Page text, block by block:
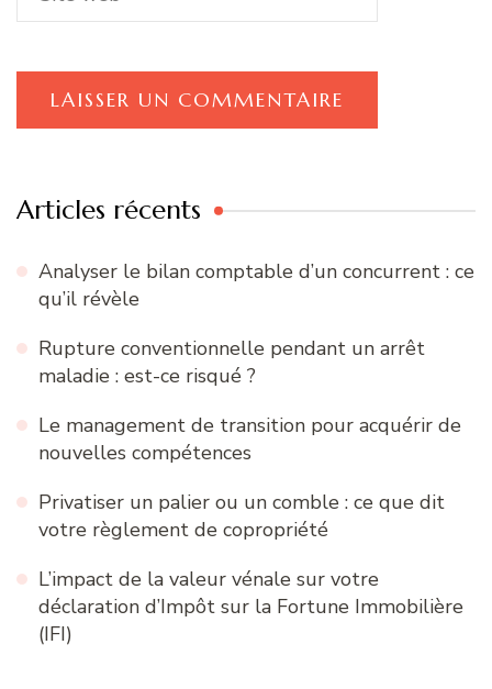
Articles récents
Analyser le bilan comptable d’un concurrent : ce
qu’il révèle
Rupture conventionnelle pendant un arrêt
maladie : est-ce risqué ?
Le management de transition pour acquérir de
nouvelles compétences
Privatiser un palier ou un comble : ce que dit
votre règlement de copropriété
L’impact de la valeur vénale sur votre
déclaration d’Impôt sur la Fortune Immobilière
(IFI)